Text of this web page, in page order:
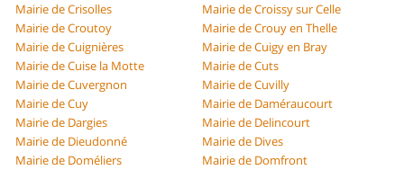
Mairie de Crisolles
Mairie de Croissy sur Celle
Mairie de Croutoy
Mairie de Crouy en Thelle
Mairie de Cuignières
Mairie de Cuigy en Bray
Mairie de Cuise la Motte
Mairie de Cuts
Mairie de Cuvergnon
Mairie de Cuvilly
Mairie de Cuy
Mairie de Daméraucourt
Mairie de Dargies
Mairie de Delincourt
Mairie de Dieudonné
Mairie de Dives
Mairie de Doméliers
Mairie de Domfront